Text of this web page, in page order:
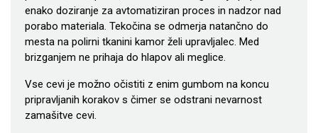
enako doziranje za avtomatiziran proces in nadzor nad
porabo materiala. Tekočina se odmerja natančno do
mesta na polirni tkanini kamor želi upravljalec. Med
brizganjem ne prihaja do hlapov ali meglice.
Vse cevi je možno očistiti z enim gumbom na koncu
pripravljanih korakov s čimer se odstrani nevarnost
zamašitve cevi.